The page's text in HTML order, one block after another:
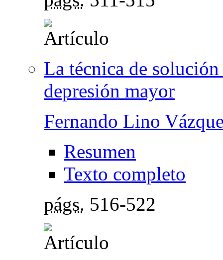
La técnica de
depresión mayor
Fernando Lino
Resumen
Texto completo
págs. 516-522